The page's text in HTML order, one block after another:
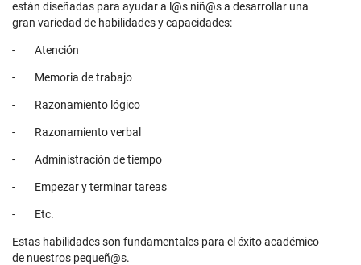
están diseñadas para ayudar a l@s niñ@s a desarrollar una
gran variedad de habilidades y capacidades:
- Atención
- Memoria de trabajo
- Razonamiento lógico
- Razonamiento verbal
- Administración de tiempo
- Empezar y terminar tareas
- Etc.
Estas habilidades son fundamentales para el éxito académico
de nuestros pequeñ@s.